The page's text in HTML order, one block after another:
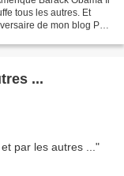
tous les autres. Et
de mon blog Pas
...